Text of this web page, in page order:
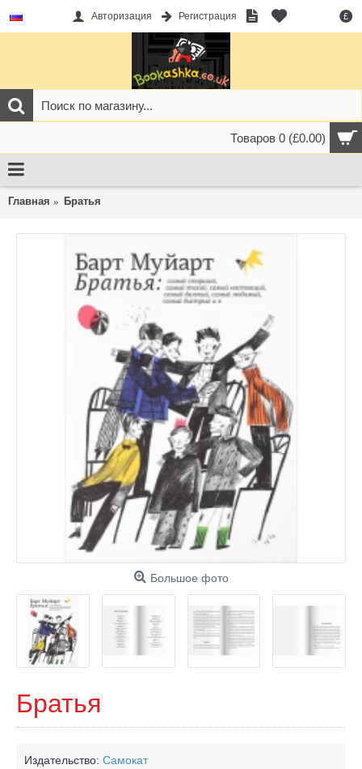
£
Авторизация Регистрация
Товаров 0 (£0.00)
Главная Братья
Большое фото
Братья
Издательство: Самокат